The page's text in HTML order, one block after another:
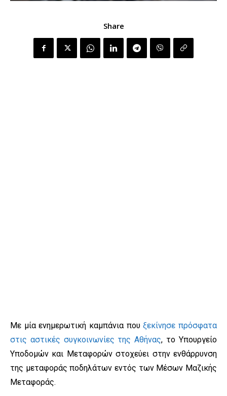
Share
Με μία ενημερωτική καμπάνια πουξεκίνησε πρόσφατα
στις αστικές συγκοινωνίες της Αθήνας, το Υπουργείο
Υποδομών και Μεταφορών στοχεύει στην ενθάρρυνση
της μεταφοράς ποδηλάτων εντός των Μέσων Μαζικής
Μεταφοράς.